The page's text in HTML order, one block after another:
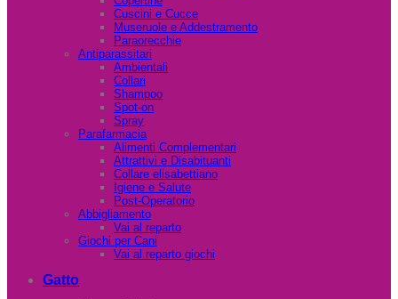
Cuscini e Cucce
Museruole e Addestramento
Paraorecchie
Antiparassitari
Ambientali
Collari
Shampoo
Spot-on
Spray
Parafarmacia
Alimenti Complementari
Attrattivi e Disabituanti
Collare elisabettiano
Igiene e Salute
Post-Operatorio
Abbigliamento
Vai al reparto
Giochi per Cani
Vai al reparto giochi
Gatto